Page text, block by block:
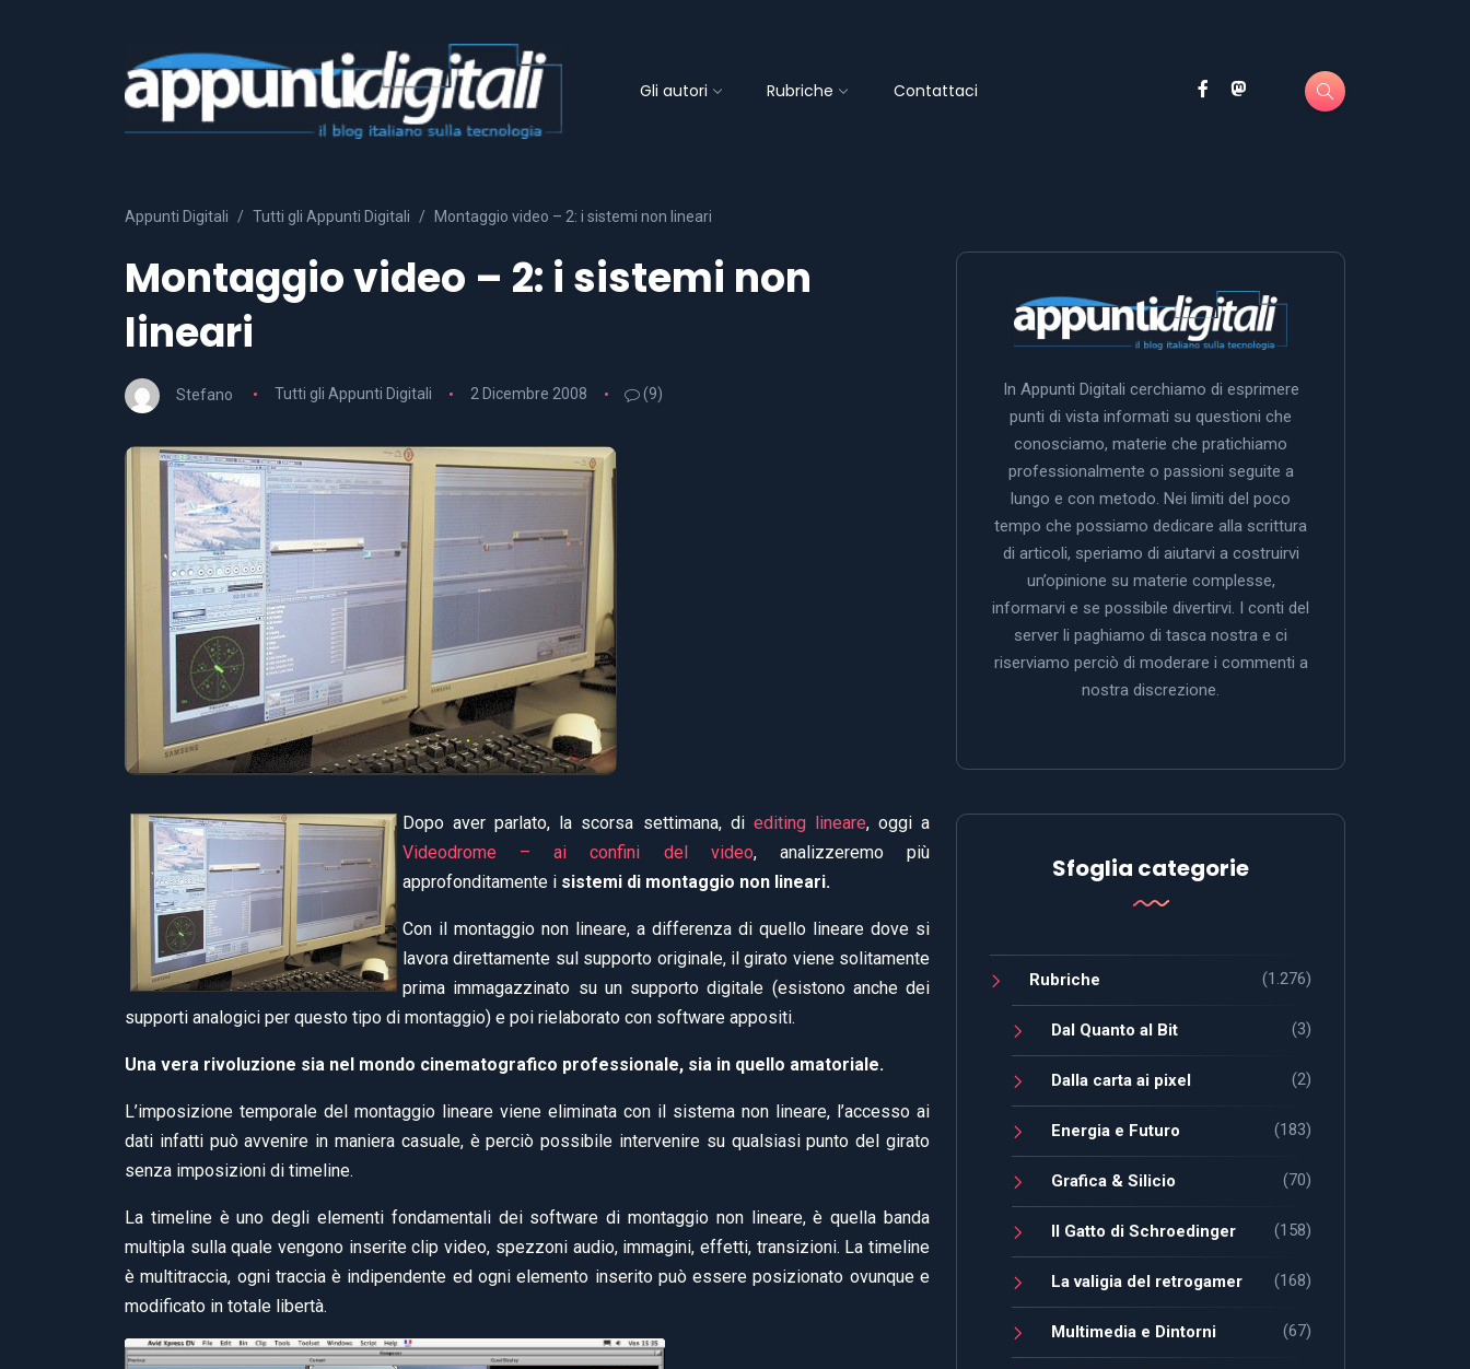
Gli autori Rubriche Contattaci
Appunti Digitali Tutti gli Appunti Digitali Montaggio video – 2: i sistemi non lineari
Montaggio video – 2: i sistemi non
lineari
Stefano Tutti gli Appunti Digitali 2 Dicembre 2008 (9)
Dopo aver parlato, la scorsa settimana, di editing lineare, oggi a
Videodrome – ai confini del video, analizzeremo più
approfonditamente i sistemi di montaggio non lineari.
Con il montaggio non lineare, a differenza di quello lineare dove si
lavora direttamente sul supporto originale, il girato viene solitamente
prima immagazzinato su un supporto digitale (esistono anche dei
supporti analogici per questo tipo di montaggio) e poi rielaborato con software appositi.
Una vera rivoluzione sia nel mondo cinematografico professionale, sia in quello amatoriale.
L’imposizione temporale del montaggio lineare viene eliminata con il sistema non lineare, l’accesso ai
dati infatti può avvenire in maniera casuale, è perciò possibile intervenire su qualsiasi punto del girato
senza imposizioni di timeline.
La timeline è uno degli elementi fondamentali dei software di montaggio non lineare, è quella banda
multipla sulla quale vengono inserite clip video, spezzoni audio, immagini, effetti, transizioni. La timeline
è multitraccia, ogni traccia è indipendente ed ogni elemento inserito può essere posizionato ovunque e
modificato in totale libertà.
In Appunti Digitali cerchiamo di esprimere
punti di vista informati su questioni che
conosciamo, materie che pratichiamo
professionalmente o passioni seguite a
lungo e con metodo. Nei limiti del poco
tempo che possiamo dedicare alla scrittura
di articoli, speriamo di aiutarvi a costruirvi
un’opinione su materie complesse,
informarvi e se possibile divertirvi. I conti del
server li paghiamo di tasca nostra e ci
riserviamo perciò di moderare i commenti a
nostra discrezione.
Sfoglia categorie
Rubriche (1.276)
Dal Quanto al Bit (3)
Dalla carta ai pixel (2)
Energia e Futuro (183)
Grafica & Silicio (70)
Il Gatto di Schroedinger (158)
La valigia del retrogamer (168)
Multimedia e Dintorni (67)